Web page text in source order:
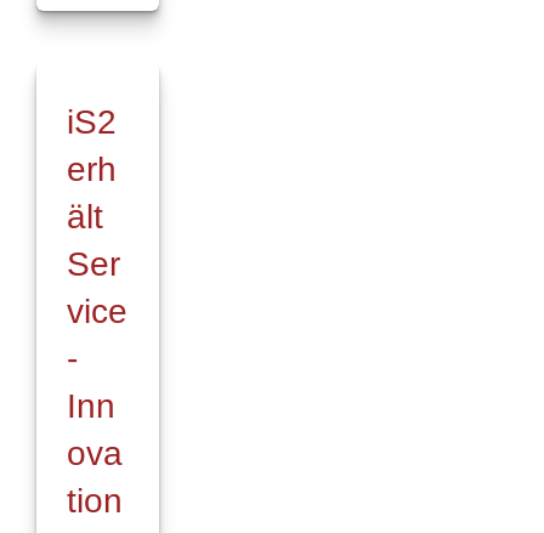
Onlineanträge
iS2
erh
ält
Ser
vice
-
Inn
ova
tion